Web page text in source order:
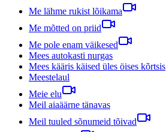
Me lähme rukist lõikama
Me mõtted on priid
Me pole enam väikesed
Mees autokasti nurgas
Mees kääris käised üles öises kõrtsis
Meestelaul
Meie elu
Meil aiaäärne tänavas
Meil tuuled sõnumeid tõivad